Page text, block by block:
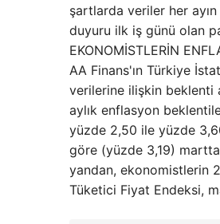
şartlarda veriler her
duyuru ilk iş günü olan
EKONOMİSTLERİN
AA Finans'ın Türkiye
verilerine ilişkin beklenti
aylık enflasyon
yüzde 2,50 ile yüzde
göre (yüzde 3,19) martta
yandan, ekonomistlerin
Tüketici Fiyat Endeksi,